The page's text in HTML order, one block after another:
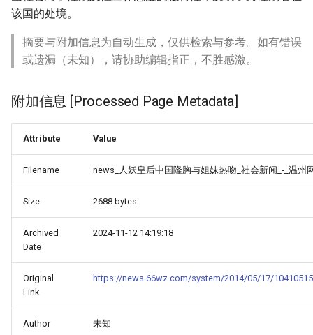
该国的处境。
摘要与附加信息为自动生成，仅供检索与参考。如有错误
或遗漏（未知），请协助编辑指正，不胜感激。
附加信息 [Processed Page Metadata]
Attribute Value
Filename news_人妖皇后中国隆胸与姐妹热吻_社会新闻_-_温州
Size 2688 bytes
Archived
Date
2024-11-12 14:19:18
Original
Link
https://news.66wz.com/system/2014/05/17/
Author 未知